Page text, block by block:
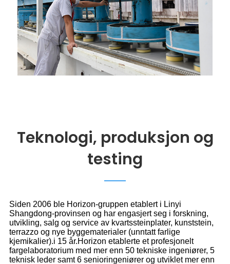
Teknologi, produksjon og
testing
Siden 2006 ble Horizon-gruppen etablert i Linyi
Shangdong-provinsen og har engasjert seg i forskning,
utvikling, salg og service av kvartssteinplater, kunststein,
terrazzo og nye byggematerialer (unntatt farlige
kjemikalier).i 15 år.Horizon etablerte et profesjonelt
fargelaboratorium med mer enn 50 tekniske ingeniører, 5
teknisk leder samt 6 senioringeniører og utviklet mer enn